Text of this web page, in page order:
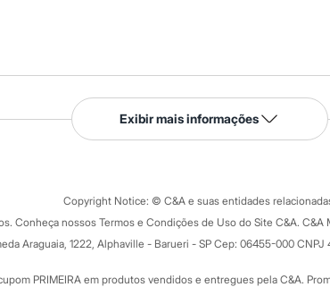
Serviços
Tipos de serviços
Formas de
Todas as vantagens
Minha C&A
Cupons de desconto
Exibir mais informações
Copyright Notice: © C&A e suas entidades
Conheça nossos Termos e Condições de Uso do Site C&A.
Araguaia, 1222, Alphaville - Barueri - SP Cep: 06455-000 CNPJ
PRIMEIRA em produtos vendidos e entregues pela C&A.